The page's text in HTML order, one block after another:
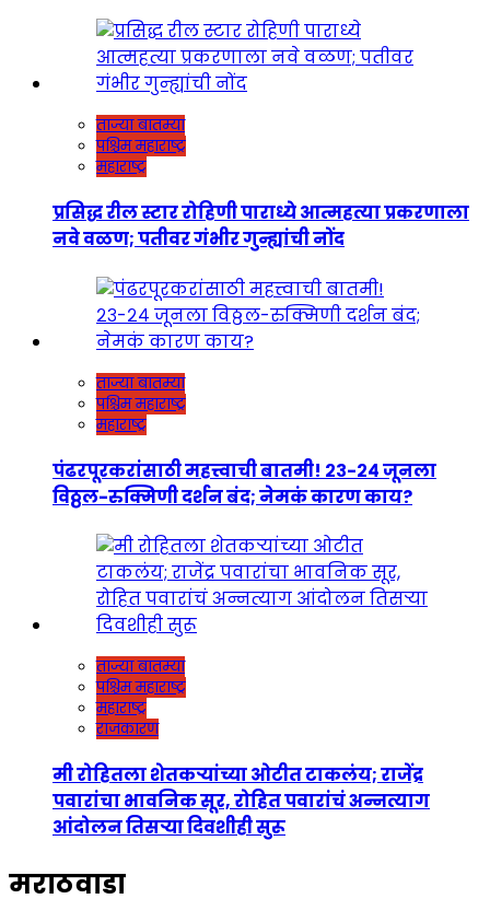
ताज्या बातम्या
पश्चिम महाराष्ट्र
महाराष्ट्र
प्रसिद्ध रील स्टार रोहिणी पाराध्ये आत्महत्या प्रकरणाला
नवे वळण; पतीवर गंभीर गुन्ह्यांची नोंद
ताज्या बातम्या
पश्चिम महाराष्ट्र
महाराष्ट्र
पंढरपूरकरांसाठी महत्त्वाची बातमी! २३-२४ जूनला
विठ्ठल-रुक्मिणी दर्शन बंद; नेमकं कारण काय?
ताज्या बातम्या
पश्चिम महाराष्ट्र
महाराष्ट्र
राजकारण
मी रोहितला शेतकऱ्यांच्या ओटीत टाकलंय; राजेंद्र
पवारांचा भावनिक सूर, रोहित पवारांचं अन्नत्याग
आंदोलन तिसऱ्या दिवशीही सुरू
मराठवाडा